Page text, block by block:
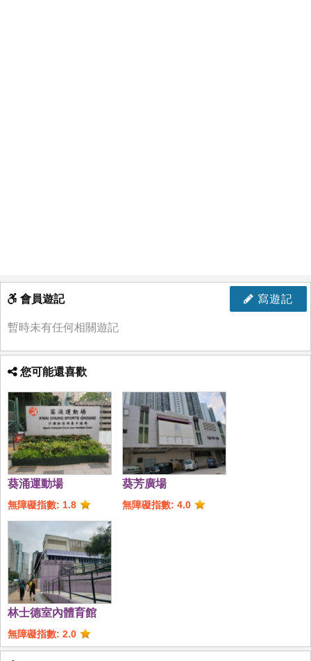
寫遊記
會員遊記
暫時未有任何相關遊記
您可能還喜歡
葵涌運動場
無障礙指數: 1.8
葵芳廣場
無障礙指數: 4.0
林士德室內體育館
無障礙指數: 2.0